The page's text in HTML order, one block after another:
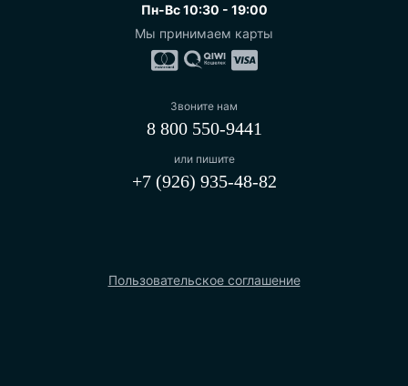
Пн-Вс 10:30 - 19:00
Мы принимаем карты
Звоните нам
8 800 550-9441
Пользовательское соглашение
или пишите
+7 (926) 935-48-82